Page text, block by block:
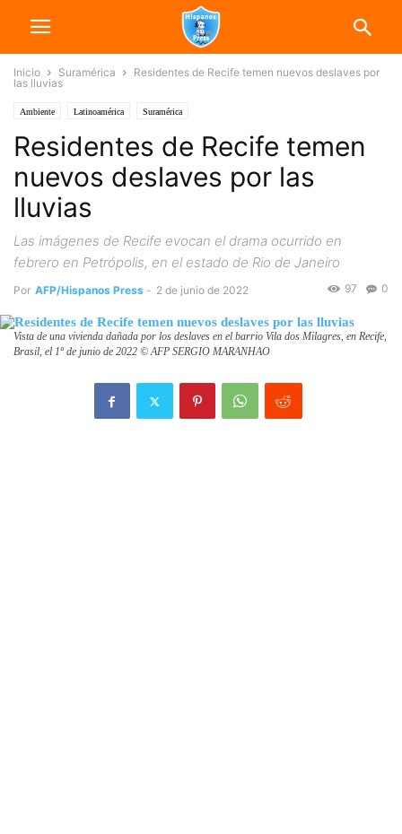
Inicio Suramérica
Residentes de Recife temen nuevos deslaves por
las lluvias
Ambiente Latinoamérica Suramérica
Residentes de Recife temen
nuevos deslaves por las
lluvias
Las imágenes de Recife evocan el drama ocurrido en
febrero en Petrópolis, en el estado de Rio de Janeiro
Por AFP/Hispanos Press - 2 de junio de 2022 0
97
Vista de una vivienda dañada por los deslaves en el barrio Vila dos Milagres, en Recife,
Brasil, el 1º de junio de 2022 © AFP SERGIO MARANHAO